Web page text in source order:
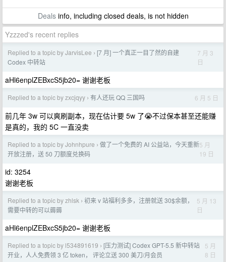
Dealsinfo, including closed deals, is not hidden
Yzzzed's recent replies
Replied to a topic by JarvisLee › [7 月] 一个真正一目了然的自建
Codex 中转站
7 月 3
日
aHl6enplZEBxcS5jb20= 谢谢老板
Replied to a topic by zxcjqyy › 有人还玩 QQ 三国吗 6 月 5 日
前几年 3w 可以爽刷副本，现在估计要 5w 了😭不过保本甚至还能赚
是真的，我的 5C 一直没卖
Replied to a topic by Johnhpure › 做了一个免费的 AI 公益站，今天重新
开放注册，送 50 刀额度兑换码
5 月
19 日
id: 3254
谢谢老板
Replied to a topic by zhlsk › 初来 v 站福利多多，注册就送 30$余额，
需要中转的可以薅薅
5 月 13
日
aHl6enplZEBxcS5jb20= 谢谢老板
Replied to a topic by l534891619 › [压力测试] Codex GPT-5.5 新中转站
开业，人人免费领 3 亿 token， 评论立送 300 美刀/月会员
5 月
8 日